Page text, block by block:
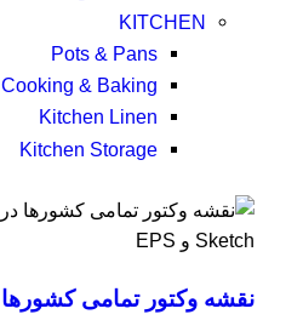
KITCHEN
Pots & Pans
Cooking & Baking
Kitchen Linen
Kitchen Storage